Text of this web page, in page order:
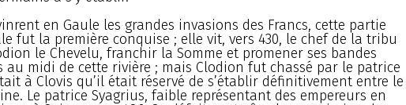
en Gaule les grandes invasions des Francs, cette partie
fut la première conquise ; elle vit, vers 430, le chef de la tribu
le Chevelu, franchir la Somme et promener ses bandes
au midi de cette rivière ; mais Clodion fut chassé par le patrice
à Clovis qu’il était réservé de s’établir définitivement entre le
Le patrice Syagrius, faible représentant des empereurs en